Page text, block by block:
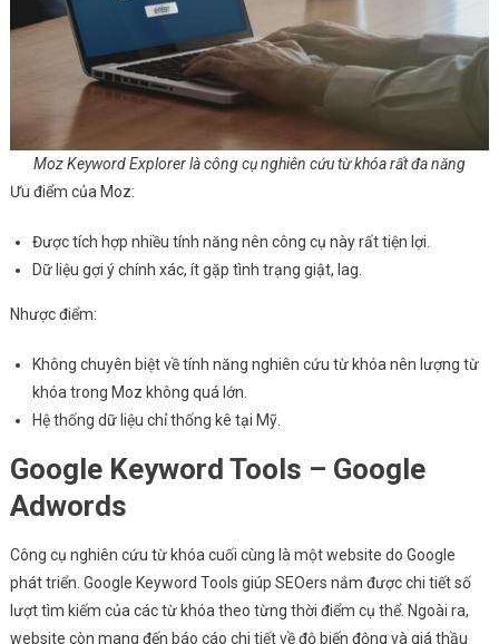
Moz Keyword Explorer là công cụ nghiên cứu từ khóa rất đa năng
Ưu điểm của Moz:
Được tích hợp nhiều tính năng nên công cụ này rất tiện lợi.
Dữ liệu gợi ý chính xác, ít gặp tình trạng giật, lag.
Nhược điểm:
Không chuyên biệt về tính năng nghiên cứu từ khóa nên lượng từ
khóa trong Moz không quá lớn.
Hệ thống dữ liệu chỉ thống kê tại Mỹ.
Google Keyword Tools – Google
Adwords
Công cụ nghiên cứu từ khóa cuối cùng là một website do Google
phát triển. Google Keyword Tools giúp SEOers nắm được chi tiết số
lượt tìm kiếm của các từ khóa theo từng thời điểm cụ thể. Ngoài ra,
website còn mang đến báo cáo chi tiết về độ biến động và giá thầu